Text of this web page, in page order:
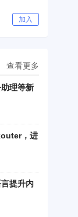
加入
查看更多
理等新
，进
提升内